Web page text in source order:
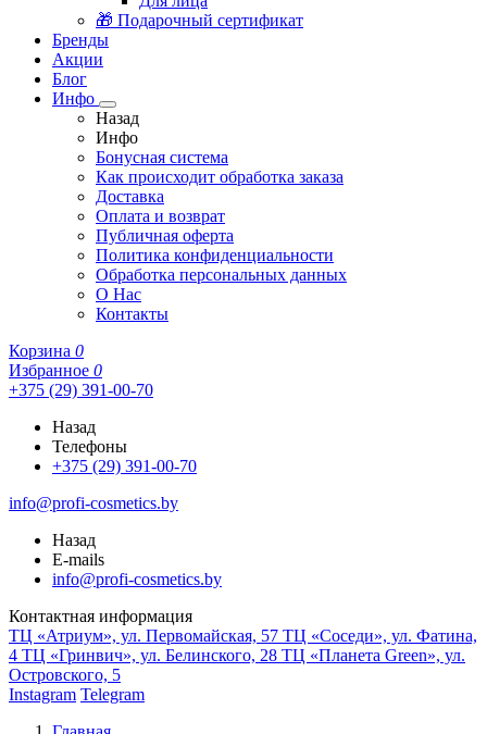
🎁 Подарочный сертификат
Бренды
Акции
Блог
Инфо
Назад
Инфо
Бонусная система
Как происходит обработка заказа
Доставка
Оплата и возврат
Публичная оферта
Политика конфиденциальности
Обработка персональных данных
О Нас
Контакты
Корзина 0
Избранное 0
+375 (29) 391-00-70
Назад
Телефоны
+375 (29) 391-00-70
info@profi-cosmetics.by
Назад
E-mails
info@profi-cosmetics.by
Контактная информация
ТЦ «Атриум», ул. Первомайская, 57 ТЦ «Соседи», ул. Фатина,
4 ТЦ «Гринвич», ул. Белинского, 28 ТЦ «Планета Green», ул.
Островского, 5
Instagram Telegram